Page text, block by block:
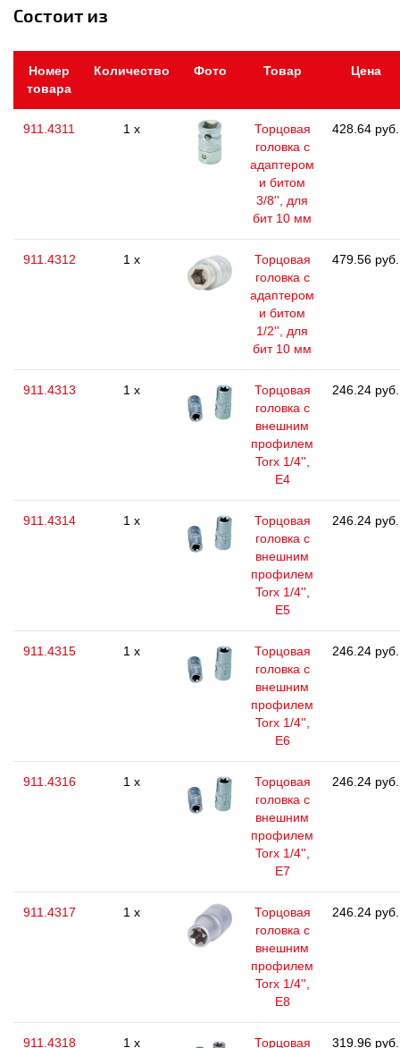
Состоит из
Номер
товара
Количество Фото Товар Цена
911.4311 1 x
Торцовая
головка с
адаптером
и битом
3/8'', для
бит 10 мм
428.64 руб.
911.4312 1 x
Торцовая
головка с
адаптером
и битом
1/2'', для
бит 10 мм
479.56 руб.
911.4313 1 x
Торцовая
головка с
внешним
профилем
Torx 1/4'',
E4
246.24 руб.
911.4314 1 x
Торцовая
головка с
внешним
профилем
Torx 1/4'',
E5
246.24 руб.
911.4315 1 x
Торцовая
головка с
внешним
профилем
Torx 1/4'',
E6
246.24 руб.
911.4316 1 x
Торцовая
головка с
внешним
профилем
Torx 1/4'',
E7
246.24 руб.
911.4317 1 x
Торцовая
головка с
внешним
профилем
Torx 1/4'',
E8
246.24 руб.
911.4318 1 x
Торцовая
319.96 руб.